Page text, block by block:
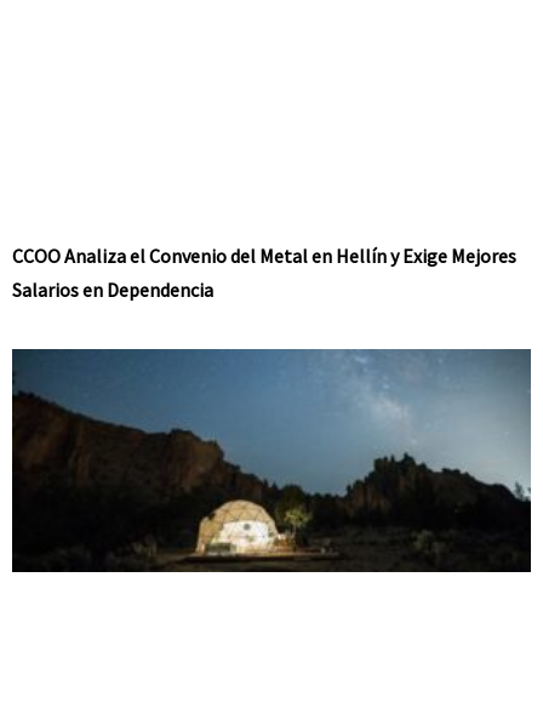
CCOO Analiza el Convenio del Metal en Hellín y Exige Mejores
Salarios en Dependencia